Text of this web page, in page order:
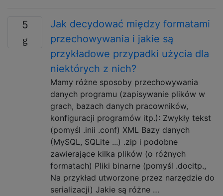
5
Jak decydować między formatami
przechowywania i jakie są
przykładowe przypadki użycia dla
niektórych z nich?
Mamy różne sposoby przechowywania
danych programu (zapisywanie plików w
grach, bazach danych pracowników,
konfiguracji programów itp.): Zwykły tekst
(pomyśl .inii .conf) XML Bazy danych
(MySQL, SQLite ...) .zip i podobne
zawierające kilka plików (o różnych
formatach) Pliki binarne (pomyśl .docitp.,
Na przykład utworzone przez narzędzie do
serializacji) Jakie są różne …